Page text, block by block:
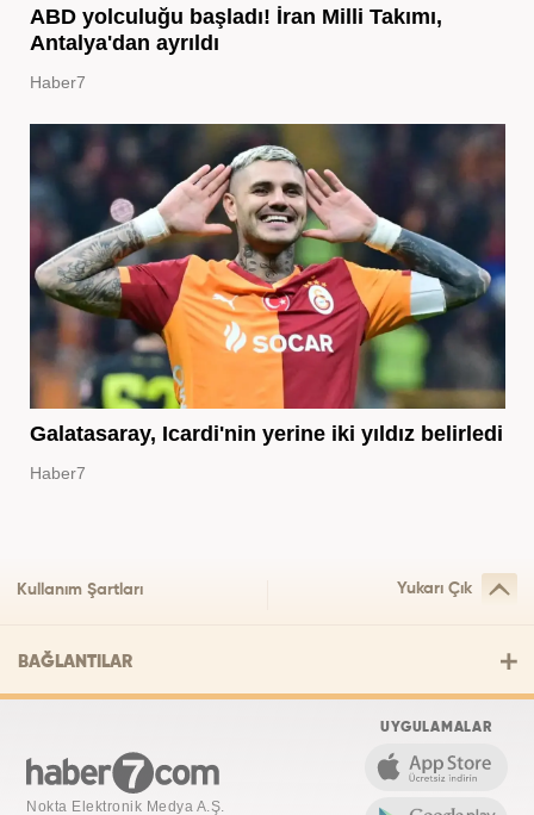
ABD yolculuğu başladı! İran Milli Takımı,
Antalya'dan ayrıldı
Haber7
Galatasaray, Icardi'nin yerine iki yıldız belirledi
Haber7
Kullanım Şartları Yukarı Çık
BAĞLANTILAR
Nokta Elektronik Medya A.Ş.
UYGULAMALAR